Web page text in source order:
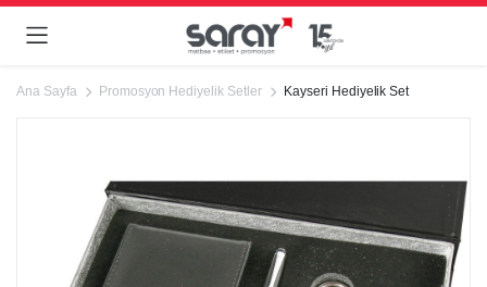
Ana Sayfa Promosyon Hediyelik Setler Kayseri Hediyelik Set